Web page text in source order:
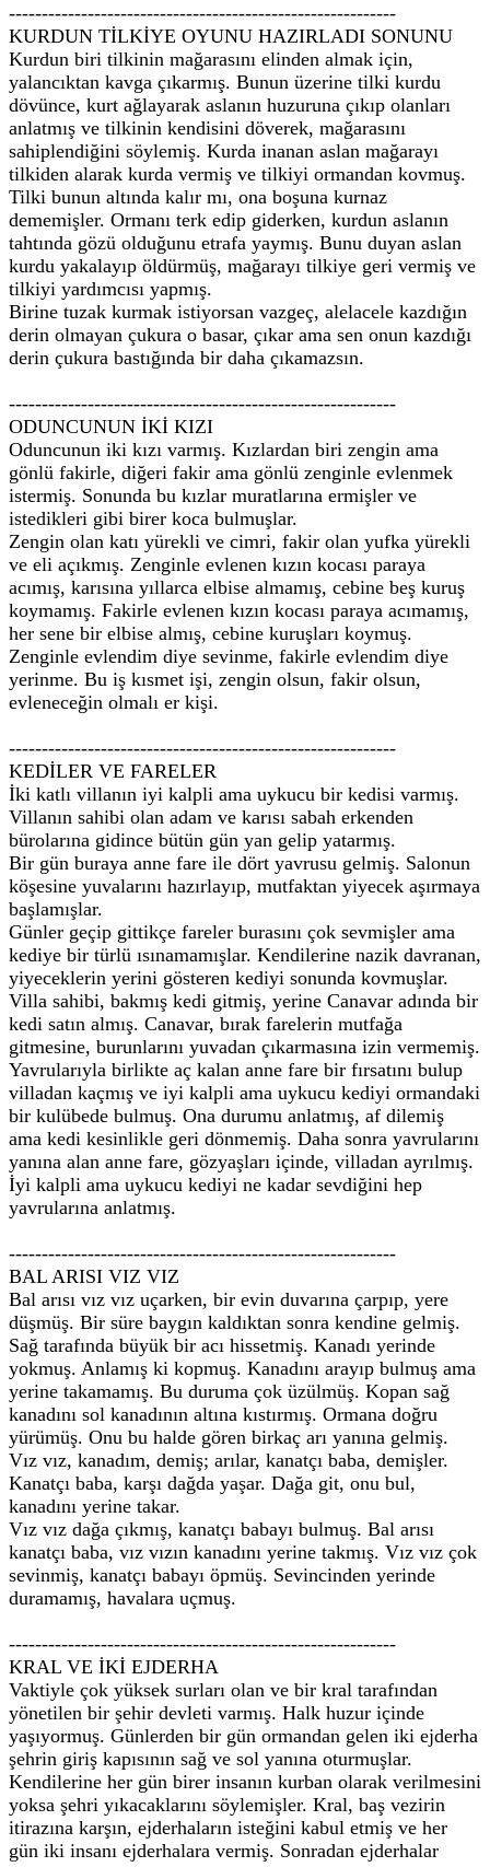
-----------------------------------------------------------
KURDUN TİLKİYE OYUNU HAZIRLADI SONUNU
Kurdun biri tilkinin mağarasını elinden almak için,
yalancıktan kavga çıkarmış. Bunun üzerine tilki kurdu
dövünce, kurt ağlayarak aslanın huzuruna çıkıp olanları
anlatmış ve tilkinin kendisini döverek, mağarasını
sahiplendiğini söylemiş. Kurda inanan aslan mağarayı
tilkiden alarak kurda vermiş ve tilkiyi ormandan kovmuş.
Tilki bunun altında kalır mı, ona boşuna kurnaz
dememişler. Ormanı terk edip giderken, kurdun aslanın
tahtında gözü olduğunu etrafa yaymış. Bunu duyan aslan
kurdu yakalayıp öldürmüş, mağarayı tilkiye geri vermiş ve
tilkiyi yardımcısı yapmış.
Birine tuzak kurmak istiyorsan vazgeç, alelacele kazdığın
derin olmayan çukura o basar, çıkar ama sen onun kazdığı
derin çukura bastığında bir daha çıkamazsın.
-----------------------------------------------------------
ODUNCUNUN İKİ KIZI
Oduncunun iki kızı varmış. Kızlardan biri zengin ama
gönlü fakirle, diğeri fakir ama gönlü zenginle evlenmek
istermiş. Sonunda bu kızlar muratlarına ermişler ve
istedikleri gibi birer koca bulmuşlar.
Zengin olan katı yürekli ve cimri, fakir olan yufka yürekli
ve eli açıkmış. Zenginle evlenen kızın kocası paraya
acımış, karısına yıllarca elbise almamış, cebine beş kuruş
koymamış. Fakirle evlenen kızın kocası paraya acımamış,
her sene bir elbise almış, cebine kuruşları koymuş.
Zenginle evlendim diye sevinme, fakirle evlendim diye
yerinme. Bu iş kısmet işi, zengin olsun, fakir olsun,
evleneceğin olmalı er kişi.
-----------------------------------------------------------
KEDİLER VE FARELER
İki katlı villanın iyi kalpli ama uykucu bir kedisi varmış.
Villanın sahibi olan adam ve karısı sabah erkenden
bürolarına gidince bütün gün yan gelip yatarmış.
Bir gün buraya anne fare ile dört yavrusu gelmiş. Salonun
köşesine yuvalarını hazırlayıp, mutfaktan yiyecek aşırmaya
başlamışlar.
Günler geçip gittikçe fareler burasını çok sevmişler ama
kediye bir türlü ısınamamışlar. Kendilerine nazik davranan,
yiyeceklerin yerini gösteren kediyi sonunda kovmuşlar.
Villa sahibi, bakmış kedi gitmiş, yerine Canavar adında bir
kedi satın almış. Canavar, bırak farelerin mutfağa
gitmesine, burunlarını yuvadan çıkarmasına izin vermemiş.
Yavrularıyla birlikte aç kalan anne fare bir fırsatını bulup
villadan kaçmış ve iyi kalpli ama uykucu kediyi ormandaki
bir kulübede bulmuş. Ona durumu anlatmış, af dilemiş
ama kedi kesinlikle geri dönmemiş. Daha sonra yavrularını
yanına alan anne fare, gözyaşları içinde, villadan ayrılmış.
İyi kalpli ama uykucu kediyi ne kadar sevdiğini hep
yavrularına anlatmış.
-----------------------------------------------------------
BAL ARISI VIZ VIZ
Bal arısı vız vız uçarken, bir evin duvarına çarpıp, yere
düşmüş. Bir süre baygın kaldıktan sonra kendine gelmiş.
Sağ tarafında büyük bir acı hissetmiş. Kanadı yerinde
yokmuş. Anlamış ki kopmuş. Kanadını arayıp bulmuş ama
yerine takamamış. Bu duruma çok üzülmüş. Kopan sağ
kanadını sol kanadının altına kıstırmış. Ormana doğru
yürümüş. Onu bu halde gören birkaç arı yanına gelmiş.
Vız vız, kanadım, demiş; arılar, kanatçı baba, demişler.
Kanatçı baba, karşı dağda yaşar. Dağa git, onu bul,
kanadını yerine takar.
Vız vız dağa çıkmış, kanatçı babayı bulmuş. Bal arısı
kanatçı baba, vız vızın kanadını yerine takmış. Vız vız çok
sevinmiş, kanatçı babayı öpmüş. Sevincinden yerinde
duramamış, havalara uçmuş.
-----------------------------------------------------------
KRAL VE İKİ EJDERHA
Vaktiyle çok yüksek surları olan ve bir kral tarafından
yönetilen bir şehir devleti varmış. Halk huzur içinde
yaşıyormuş. Günlerden bir gün ormandan gelen iki ejderha
şehrin giriş kapısının sağ ve sol yanına oturmuşlar.
Kendilerine her gün birer insanın kurban olarak verilmesini
yoksa şehri yıkacaklarını söylemişler. Kral, baş vezirin
itirazına karşın, ejderhaların isteğini kabul etmiş ve her
gün iki insanı ejderhalara vermiş. Sonradan ejderhalar